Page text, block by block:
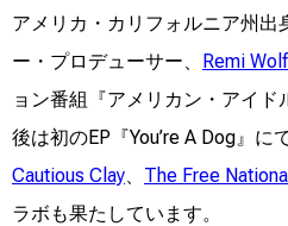
アメリカ・カリフォルニア州出
ー・プロデューサー、 Remi Wolf
ョン番組『アメリカン・アイ
後は初のEP『You’re A Dog』に
Cautious Clay
The Free
ラボも果たしています。